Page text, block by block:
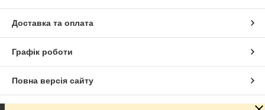
Доставка та оплата
Графік роботи
Повна версія сайту